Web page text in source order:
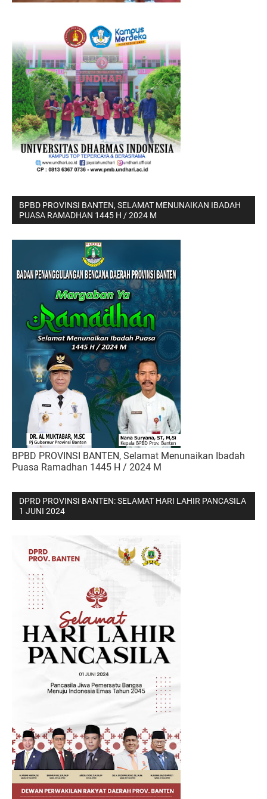
BPBD PROVINSI BANTEN, SELAMAT MENUNAIKAN IBADAH
PUASA RAMADHAN 1445 H / 2024 M
BPBD PROVINSI BANTEN, Selamat Menunaikan Ibadah
Puasa Ramadhan 1445 H / 2024 M
DPRD PROVINSI BANTEN: SELAMAT HARI LAHIR PANCASILA
1 JUNI 2024